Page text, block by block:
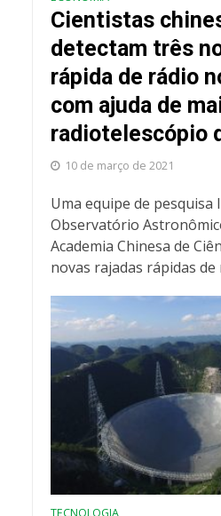
Cientistas
detectam três
rápida de rádio
com ajuda de
radiotelescópio
10 de março de 2021
Uma equipe de pesquisa
Observatório
Academia Chinesa de
novas rajadas rápidas de
TECNOLOGIA